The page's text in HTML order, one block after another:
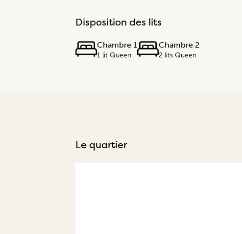
Disposition des lits
Chambre 1
1 lit Queen
Chambre 2
2 lits Queen
Le quartier